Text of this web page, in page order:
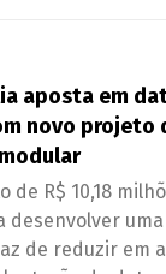
aposta em
novo projeto
de R$ 10,18
desenvolver
de reduzir em